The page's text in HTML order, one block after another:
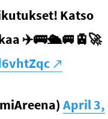
Katso
✈️🚌🛳🚐🚊🚀
April 3,